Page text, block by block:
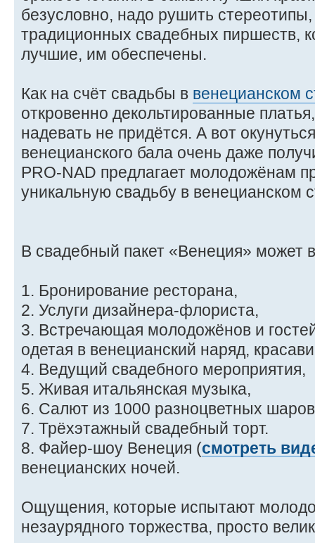
безусловно, надо рушить
традиционных свадебных пиршеств,
лучшие, им обеспечены.
Как на счёт свадьбы в венецианском
откровенно декольтированные
надевать не придётся. А вот
венецианского бала очень даже
PRO-NAD предлагает молодожёнам
уникальную свадьбу в венецианском
В свадебный пакет «Венеция» может
1. Бронирование ресторана,
2. Услуги дизайнера-флориста,
3. Встречающая молодожёнов и
одетая в венецианский наряд,
4. Ведущий свадебного мероприятия,
5. Живая итальянская музыка,
6. Салют из 1000 разноцветных
7. Трёхэтажный свадебный торт.
8. Файер-шоу Венеция (смотреть
венецианских ночей.
Ощущения, которые испытают
незаурядного торжества, просто